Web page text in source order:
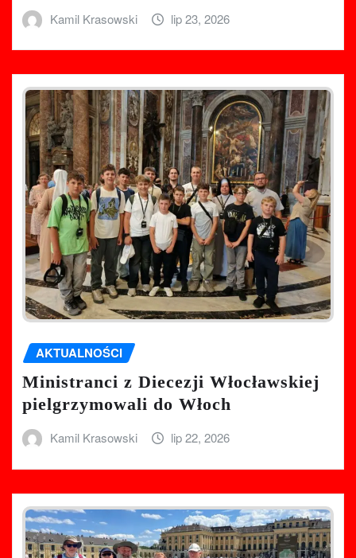
Kamil Krasowski lip 23, 2026
AKTUALNOŚCI
Ministranci z Diecezji Włocławskiej
pielgrzymowali do Włoch
Kamil Krasowski lip 22, 2026